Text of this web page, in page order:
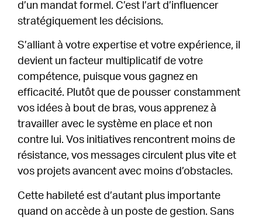
d’un mandat formel. C’est l’art d’influencer
stratégiquement les décisions.
S’alliant à votre expertise et votre expérience, il
devient un facteur multiplicatif de votre
compétence, puisque vous gagnez en
efficacité. Plutôt que de pousser constamment
vos idées à bout de bras, vous apprenez à
travailler avec le système en place et non
contre lui. Vos initiatives rencontrent moins de
résistance, vos messages circulent plus vite et
vos projets avancent avec moins d’obstacles.
Cette habileté est d’autant plus importante
quand on accède à un poste de gestion. Sans